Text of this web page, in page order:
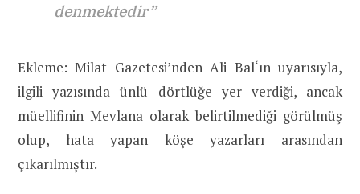
denmektedir”
Ekleme: Milat Gazetesi’nden Ali Bal‘ın uyarısıyla,
ilgili yazısında ünlü dörtlüğe yer verdiği, ancak
müellifinin Mevlana olarak belirtilmediği görülmüş
olup, hata yapan köşe yazarları arasından
çıkarılmıştır.